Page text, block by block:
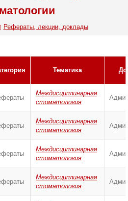
Рефераты, лекции, доклады
Тематика
Междисциплинарная
стоматология
Междисциплинарная
стоматология
Междисциплинарная
стоматология
Междисциплинарная
стоматология